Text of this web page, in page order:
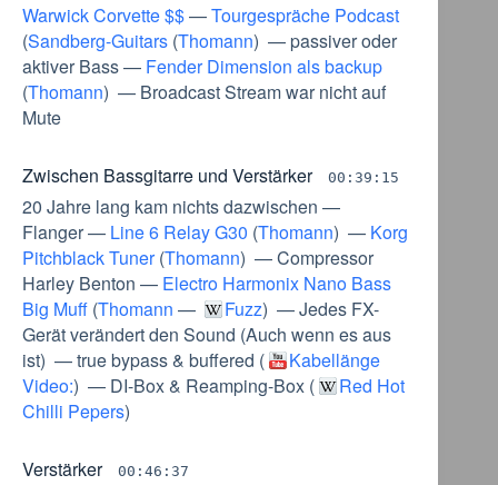
Warwick Corvette $$—Tourgespräche Podcast
(Sandberg-Guitars (Thomann) —passiver oder
aktiver Bass— Fender Dimension als backup
(Thomann) — Broadcast Stream war nicht auf
Mute
Zwischen Bassgitarre und Verstärker 00:39:15
20 Jahre lang kam nichts dazwischen —
Flanger— Line 6 Relay G30 (Thomann) — Korg
Pitchblack Tuner(Thomann) —Compressor
Harley Benton — Electro Harmonix Nano Bass
Big Muff (Thomann — Fuzz) —Jedes FX-
Gerät verändert den Sound (Auch wenn es aus
ist) —true bypass & buffered (
Kabellänge
Video:) — DI-Box & Reamping-Box (
Red Hot
Chilli Pepers)
Verstärker 00:46:37